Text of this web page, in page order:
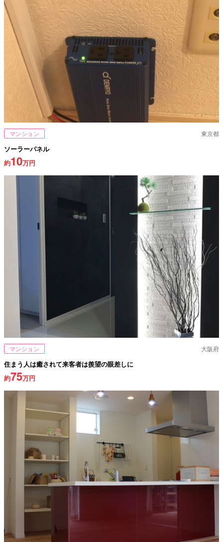
マンション 東京都
ソーラーパネル
約10万円
マンション 大阪府
住まう人は癒されて来客者は羨望の眼差しに
約75万円